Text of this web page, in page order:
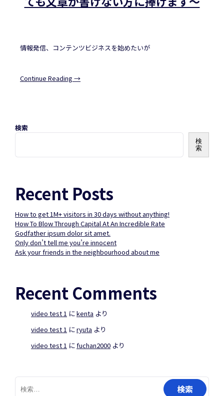
情報発信、コンテンツビジネスを始めたいが
Continue Reading →
検索
検
索
Recent Posts
How to get 1M+ visitors in 30 days without anything!
How To Blow Through Capital At An Incredible Rate
Godfather ipsum dolor sit amet.
Only don’t tell me you’re innocent
Ask your friends in the neighbourhood about me
Recent Comments
video test 1 にkenta より
video test 1 にryuta より
video test 1 にfuchan2000 より
検
索: